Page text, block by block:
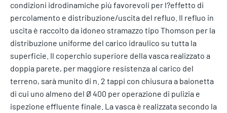
condizioni idrodinamiche più favorevoli per l?effetto di
percolamento e distribuzione/uscita del refluo. Il refluo in
uscita è raccolto da idoneo stramazzo tipo Thomson per la
distribuzione uniforme del carico idraulico su tutta la
superficie. Il coperchio superiore della vasca realizzato a
doppia parete, per maggiore resistenza al carico del
terreno, sarà munito di n. 2 tappi con chiusura a baionetta
di cui uno almeno del Ø 400 per operazione di pulizia e
ispezione effluente finale. La vasca è realizzata secondo la